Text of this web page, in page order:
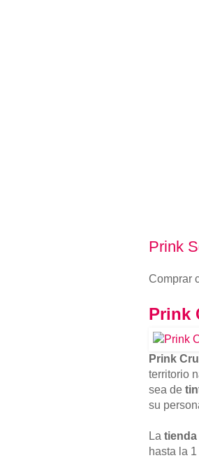
Prink
Comprar
Prink
Prink
territorio
sea de
su
La
hasta la